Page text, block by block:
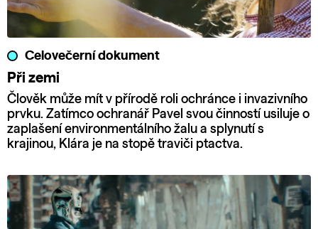
Celovečerní dokument
Při zemi
Člověk může mít v přírodě roli ochránce i invazivního
prvku. Zatímco ochranář Pavel svou činností usiluje o
zaplašení environmentálního žalu a splynutí s
krajinou, Klára je na stopě traviči ptactva.